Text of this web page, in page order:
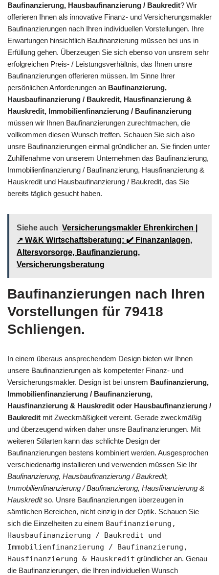
Baufinanzierung, Hausbaufinanzierung / Baukredit? Wir
offerieren Ihnen als innovative Finanz- und Versicherungsmakler
Baufinanzierungen nach Ihren individuellen Vorstellungen. Ihre
Erwartungen hinsichtlich Baufinanzierung müssen bei uns in
Erfüllung gehen. Überzeugen Sie sich ebenso von unsrem sehr
erfolgreichen Preis- / Leistungsverhältnis, das Ihnen unsre
Baufinanzierungen offerieren müssen. Im Sinne Ihrer
persönlichen Anforderungen an Baufinanzierung,
Hausbaufinanzierung / Baukredit, Hausfinanzierung &
Hauskredit, Immobilienfinanzierung / Baufinanzierung
müssen wir Ihnen Baufinanzierungen zurechtmachen, die
vollkommen diesen Wunsch treffen. Schauen Sie sich also
unsre Baufinanzierungen einmal gründlicher an. Sie finden unter
Zuhilfenahme von unserem Unternehmen das Baufinanzierung,
Immobilienfinanzierung / Baufinanzierung, Hausfinanzierung &
Hauskredit und Hausbaufinanzierung / Baukredit, das Sie
bereits täglich gesucht haben.
Siehe auch Versicherungsmakler Ehrenkirchen |
↗️ W&K Wirtschaftsberatung: ✔️ Finanzanlagen,
Altersvorsorge, Baufinanzierung,
Versicherungsberatung
Baufinanzierungen nach Ihren
Vorstellungen für 79418
Schliengen.
In einem überaus ansprechendem Design bieten wir Ihnen
unsere Baufinanzierungen als kompetenter Finanz- und
Versicherungsmakler. Design ist bei unsrem Baufinanzierung,
Immobilienfinanzierung / Baufinanzierung,
Hausfinanzierung & Hauskredit oder Hausbaufinanzierung /
Baukredit mit Zweckmäßigkeit vereint. Gerade zweckmäßig
und überzeugend wirken daher unsre Baufinanzierungen. Mit
weiteren Stilarten kann das schlichte Design der
Baufinanzierungen bestens kombiniert werden. Ausgesprochen
verschiedenartig installieren und verwenden müssen Sie Ihr
Baufinanzierung, Hausbaufinanzierung / Baukredit,
Immobilienfinanzierung / Baufinanzierung, Hausfinanzierung &
Hauskreditso. Unsre Baufinanzierungen überzeugen in
sämtlichen Bereichen, nicht einzig in der Optik. Schauen Sie
sich die Einzelheiten zu einem Baufinanzierung,
Hausbaufinanzierung / Baukredit und
Immobilienfinanzierung / Baufinanzierung,
Hausfinanzierung & Hauskredit gründlicher an. Genau
die Baufinanzierungen, die Ihren individuellen Wunsch